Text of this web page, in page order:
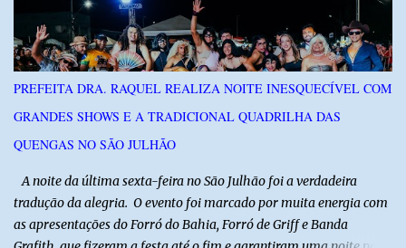
ao Hospital Regional Tarcísio Maia, em Mossoró, e autuado em
flagrante. O exame pericial para confirmar a presença de álcool no
organismo está em andamento. No outro veículo estavam
motorista e uma mulher sofreram ferimentos leves. A criança, que
estava no carro com o grupo, ficou gravemente ferida, precisou ser
entubada e foi transferida de helicóptero...
PREFEITA DRA. RAQUEL REALIZA NOITE INESQUECÍVEL COM
GRANDES SHOWS E A TRADICIONAL QUADRILHA DAS
QUENGAS NO SÃO JULHÃO
​ A noite da última sexta-feira no São Julhão foi a verdadeira
tradução da alegria. O evento foi marcado por muita energia com
as apresentações do Forró do Bahia, Forró de Griff e Banda